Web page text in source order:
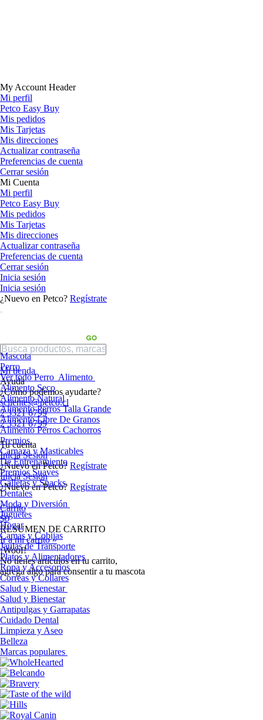
My Account Header
Mi perfil
Petco Easy Buy
Mis pedidos
Mis Tarjetas
Mis direcciones
Actualizar contraseña
Preferencias de cuenta
Cerrar sesión
Mi Cuenta
Mi perfil
Petco Easy Buy
Mis pedidos
Mis Tarjetas
Mis direcciones
Actualizar contraseña
Preferencias de cuenta
Cerrar sesión
Inicia sesión
Inicia sesión
¿Nuevo en Petco? Regístrate
Mi tienda
Ayuda
¿Cómo podemos ayudarte?
sclientes@petco.cl
2 3321 6799
2 3321 6799
Tu cuenta
Inicia Sesión
¿Nuevo en Petco? Regístrate
Inicia Sesión
¿Nuevo en Petco? Regístrate
Carrito
$0
RESUMEN DE CARRITO
Ir a mi carrito »
¡Woof!
No tíenes artículos en tu carrito,
agrega algo para consentir a tu mascota
Mascota
Perro
Ver todo Perro Alimento
Alimento Seco
Alimento Natural
Alimento Perros Talla Grande
Alimento Libre De Granos
Alimento Perros Cachorros
Premios
Carnaza y Masticables
De Entrenamiento
Premios Suaves
Galletas y Snacks
Dentales
Moda y Diversión
Juguetes
Hogar
Camas y Cobijas
Jaulas de Transporte
Platos y Alimentadores
Ropa y Accesorios
Correas y Collares
Salud y Bienestar
Salud y Bienestar
Antipulgas y Garrapatas
Cuidado Dental
Limpieza y Aseo
Belleza
Marcas populares